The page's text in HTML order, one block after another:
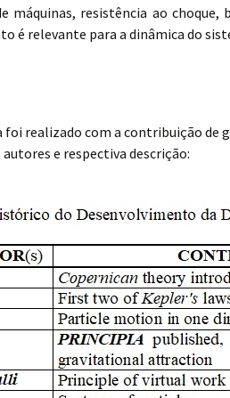
máquinas, resistência ao
é relevante para a dinâmica do
realizado com a contribuição de
e respectiva descrição: